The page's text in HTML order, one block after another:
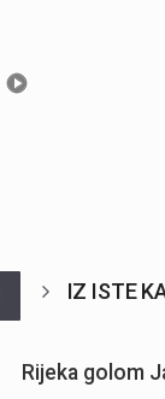
IZ ISTE
Rijeka golom